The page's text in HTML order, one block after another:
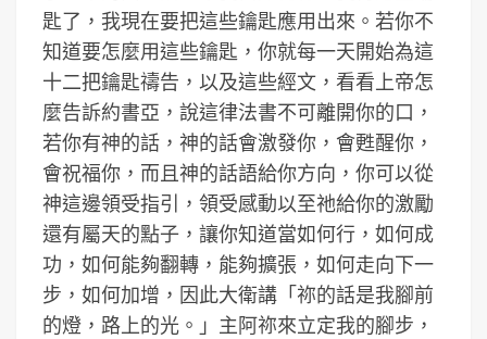
匙了，我現在要把這些鑰匙應用出來。若你不
知道要怎麼用這些鑰匙，你就每一天開始為這
十二把鑰匙禱告，以及這些經文，看看上帝怎
麼告訴約書亞，說這律法書不可離開你的口，
若你有神的話，神的話會激發你，會甦醒你，
會祝福你，而且神的話語給你方向，你可以從
神這邊領受指引，領受感動以至祂給你的激勵
還有屬天的點子，讓你知道當如何行，如何成
功，如何能夠翻轉，能夠擴張，如何走向下一
步，如何加增，因此大衛講「祢的話是我腳前
的燈，路上的光。」主阿祢來立定我的腳步，